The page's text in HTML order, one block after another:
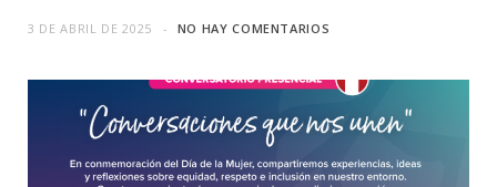
3 DE ABRIL DE 2025 NO HAY COMENTARIOS